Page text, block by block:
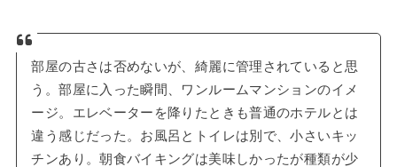
部屋の古さは否めないが、綺麗に管理されていると思
う。部屋に入った瞬間、ワンルームマンションのイメ
ージ。エレベーターを降りたときも普通のホテルとは
違う感じだった。お風呂とトイレは別で、小さいキッ
チンあり。朝食バイキングは美味しかったが種類が少